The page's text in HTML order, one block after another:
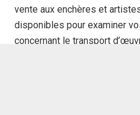
vente aux enchères et
disponibles pour examiner
concernant le transport